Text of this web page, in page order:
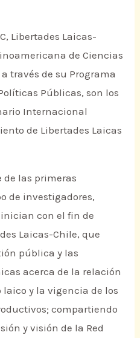
Libertades Laicas-
de Ciencias
a través de su Programa
Públicas, son los
Internacional
de Libertades Laicas
de las primeras
de investigadores,
con el fin de
Laicas-Chile, que
pública y las
acerca de la relación
y la vigencia de los
compartiendo
y visión de la Red